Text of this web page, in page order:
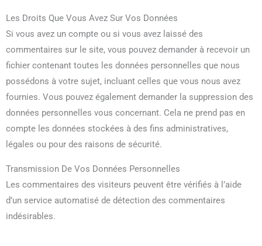
Les Droits Que Vous Avez Sur Vos Données
Si vous avez un compte ou si vous avez laissé des
commentaires sur le site, vous pouvez demander à recevoir un
fichier contenant toutes les données personnelles que nous
possédons à votre sujet, incluant celles que vous nous avez
fournies. Vous pouvez également demander la suppression des
données personnelles vous concernant. Cela ne prend pas en
compte les données stockées à des fins administratives,
légales ou pour des raisons de sécurité.
Transmission De Vos Données Personnelles
Les commentaires des visiteurs peuvent être vérifiés à l’aide
d’un service automatisé de détection des commentaires
indésirables.